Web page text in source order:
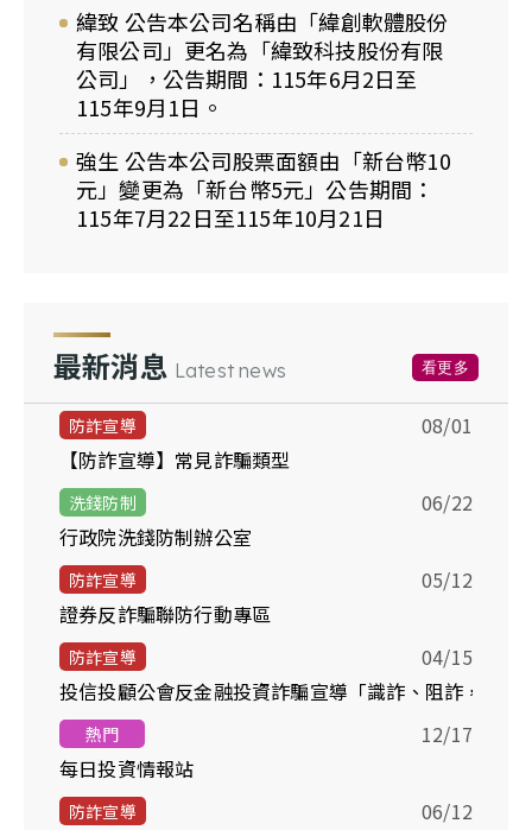
緯致 公告本公司名稱由「緯創軟體股份
有限公司」更名為「緯致科技股份有限
公司」，公告期間：115年6月2日至
115年9月1日。
強生 公告本公司股票面額由「新台幣10
元」變更為「新台幣5元」公告期間：
115年7月22日至115年10月21日
最新消息 Latest news 看更多
防詐宣導
【防詐宣導】常見詐騙類型
08/01
洗錢防制
行政院洗錢防制辦公室
06/22
防詐宣導
證券反詐騙聯防行動專區
05/12
防詐宣導
投信投顧公會反金融投資詐騙宣導「識詐、阻詐，你我
04/15
熱門
每日投資情報站
12/17
防詐宣導 06/12